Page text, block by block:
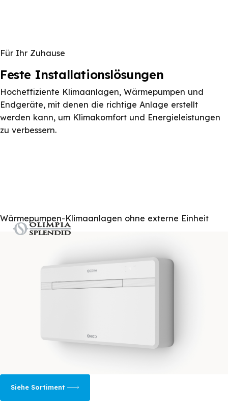
Für Ihr Zuhause
Feste Installationslösungen
Hocheffiziente Klimaanlagen, Wärmepumpen und
Endgeräte, mit denen die richtige Anlage erstellt
werden kann, um Klimakomfort und Energieleistungen
zu verbessern.
Wärmepumpen-Klimaanlagen ohne externe Einheit
Siehe Sortiment